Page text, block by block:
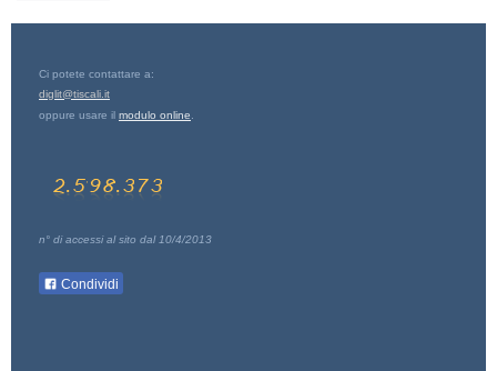
Ci potete contattare a:
diglit@tiscali.it
oppure usare il modulo online
n° di accessi al sito dal 10/4/2013
Condividi